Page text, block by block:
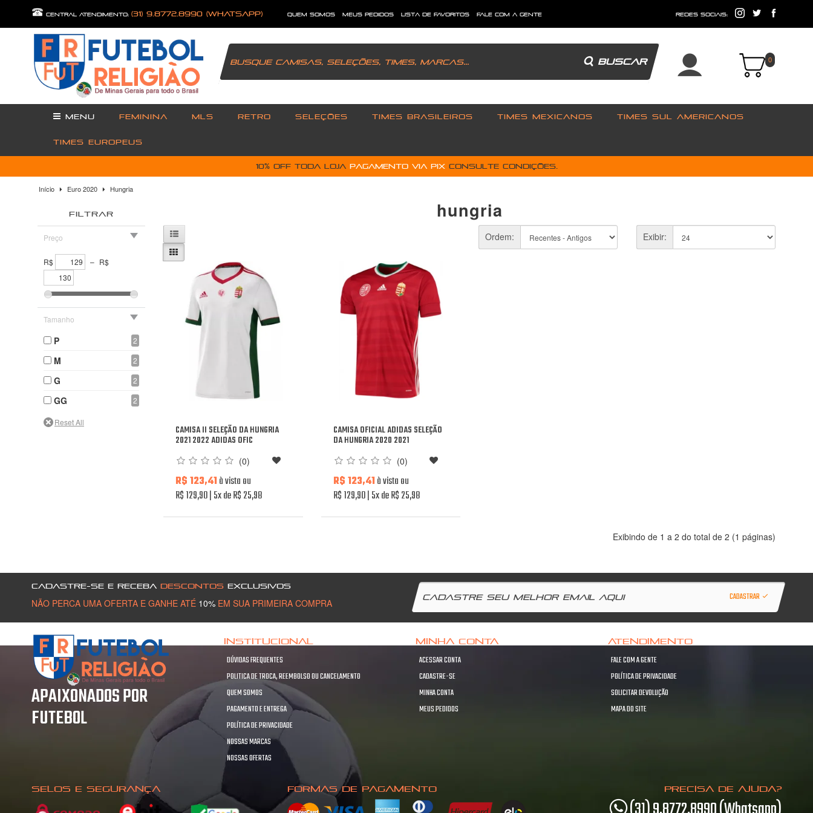
central atendimento: (31) 9.8772.8990 (Whatsapp) quem somos meus pedidos lista de favoritos fale com a gente redes sociais:
BUSCAR 0
MENU FEMININA MLS RETRO SELEÇÕES TIMES BRASILEIROS TIMES MEXICANOS TIMES SUL AMERICANOS
TIMES EUROPEUS
10% OFF toda loja pagamento via PIXConsulte condições.
Início Euro 2020 Hungria
FILTRAR
Preço
R$ – R$
Tamanho
P 2
M 2
G 2
GG 2
hungria
Ordem: Exibir:
CAMISA II SELEÇÃO DA HUNGRIA
2021 2022 ADIDAS OFIC
(0)
R$ 123,41à vista ou
R$ 129,90 5x de R$ 25,98
CAMISA OFICIAL ADIDAS SELEÇÃO
DA HUNGRIA 2020 2021
(0)
R$ 123,41à vista ou
R$ 129,90 5x de R$ 25,98
Exibindo de 1 a 2 do total de 2 (1 páginas)
CADASTRE-SE E RECEBA DESCONTOS EXCLUSIVOS
NÃO PERCA UMA OFERTA E GANHE ATÉ 10% EM SUA PRIMEIRA COMPRA CADASTRAR
APAIXONADOS POR
FUTEBOL
INSTITUCIONAL
DÚVIDAS FREQUENTES
POLITICA DE TROCA, REEMBOLSO OU CANCELAMENTO
QUEM SOMOS
PAGAMENTO E ENTREGA
POLÍTICA DE PRIVACIDADE
NOSSAS MARCAS
NOSSAS OFERTAS
MINHA CONTA
ACESSAR CONTA
CADASTRE-SE
MINHA CONTA
MEUS PEDIDOS
ATENDIMENTO
FALE COM A GENTE
POLÍTICA DE PRIVACIDADE
SOLICITAR DEVOLUÇÃO
MAPA DO SITE
SELOS E SEGURANÇA FORMAS DE PAGAMENTO PRECISA DE AJUDA?